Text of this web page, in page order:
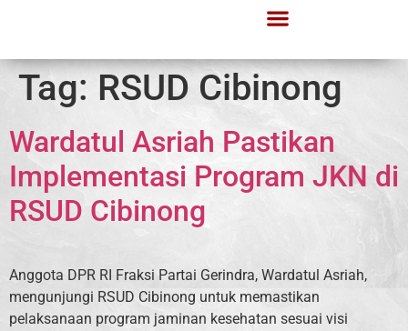
Tag: RSUD Cibinong
Wardatul Asriah Pastikan
Implementasi Program JKN di
RSUD Cibinong
Anggota DPR RI Fraksi Partai Gerindra, Wardatul Asriah,
mengunjungi RSUD Cibinong untuk memastikan
pelaksanaan program jaminan kesehatan sesuai visi